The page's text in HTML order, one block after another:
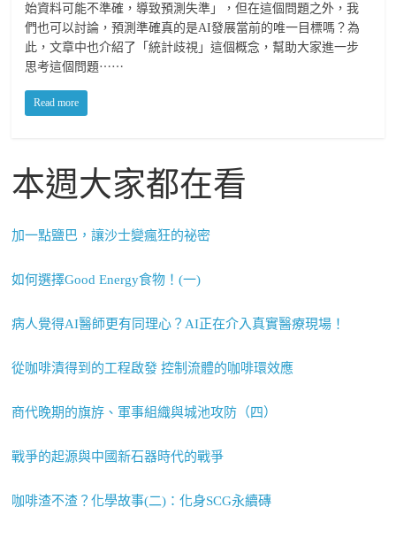
始資料可能不準確，導致預測失準」，但在這個問題之外，我
們也可以討論，預測準確真的是AI發展當前的唯一目標嗎？為
此，文章中也介紹了「統計歧視」這個概念，幫助大家進一步
思考這個問題⋯⋯
Read more
本週大家都在看
加一點鹽巴，讓沙士變瘋狂的祕密
如何選擇Good Energy食物！(一)
病人覺得AI醫師更有同理心？AI正在介入真實醫療現場！
從咖啡漬得到的工程啟發 控制流體的咖啡環效應
商代晚期的旗斿、軍事組織與城池攻防（四）
戰爭的起源與中國新石器時代的戰爭
咖啡渣不渣？化學故事(二)：化身SCG永續磚